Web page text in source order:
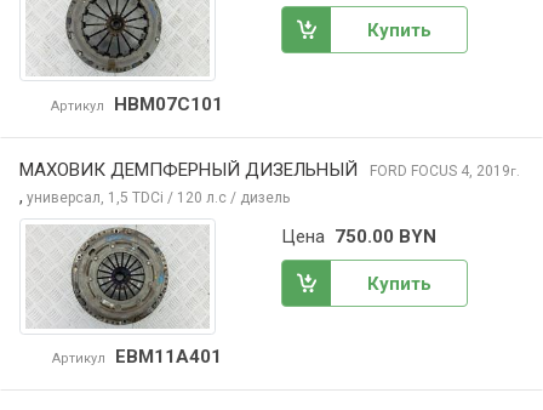
Артикул HBM07C101
Купить
МАХОВИК ДЕМПФЕРНЫЙ ДИЗЕЛЬНЫЙ FORD FOCUS 4, 2019г.
, универсал, 1,5 TDCi / 120 л.с / дизель
Артикул EBM11A401
Цена 750.00 BYN
Купить